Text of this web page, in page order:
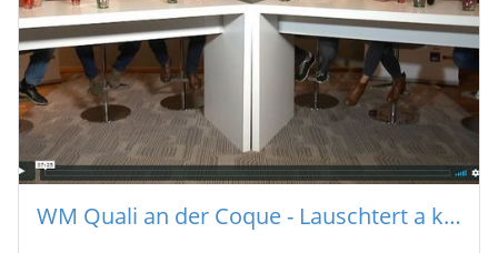
WM Quali an der Coque - Lauschtert a kuckt wéi eis Veräinsvertrieder d'Chance vun eiser Equipe gesinn